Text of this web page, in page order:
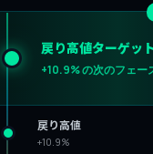
戻り高値ターゲッ
+10.9% の次のフェー
戻り高値
+10.9%